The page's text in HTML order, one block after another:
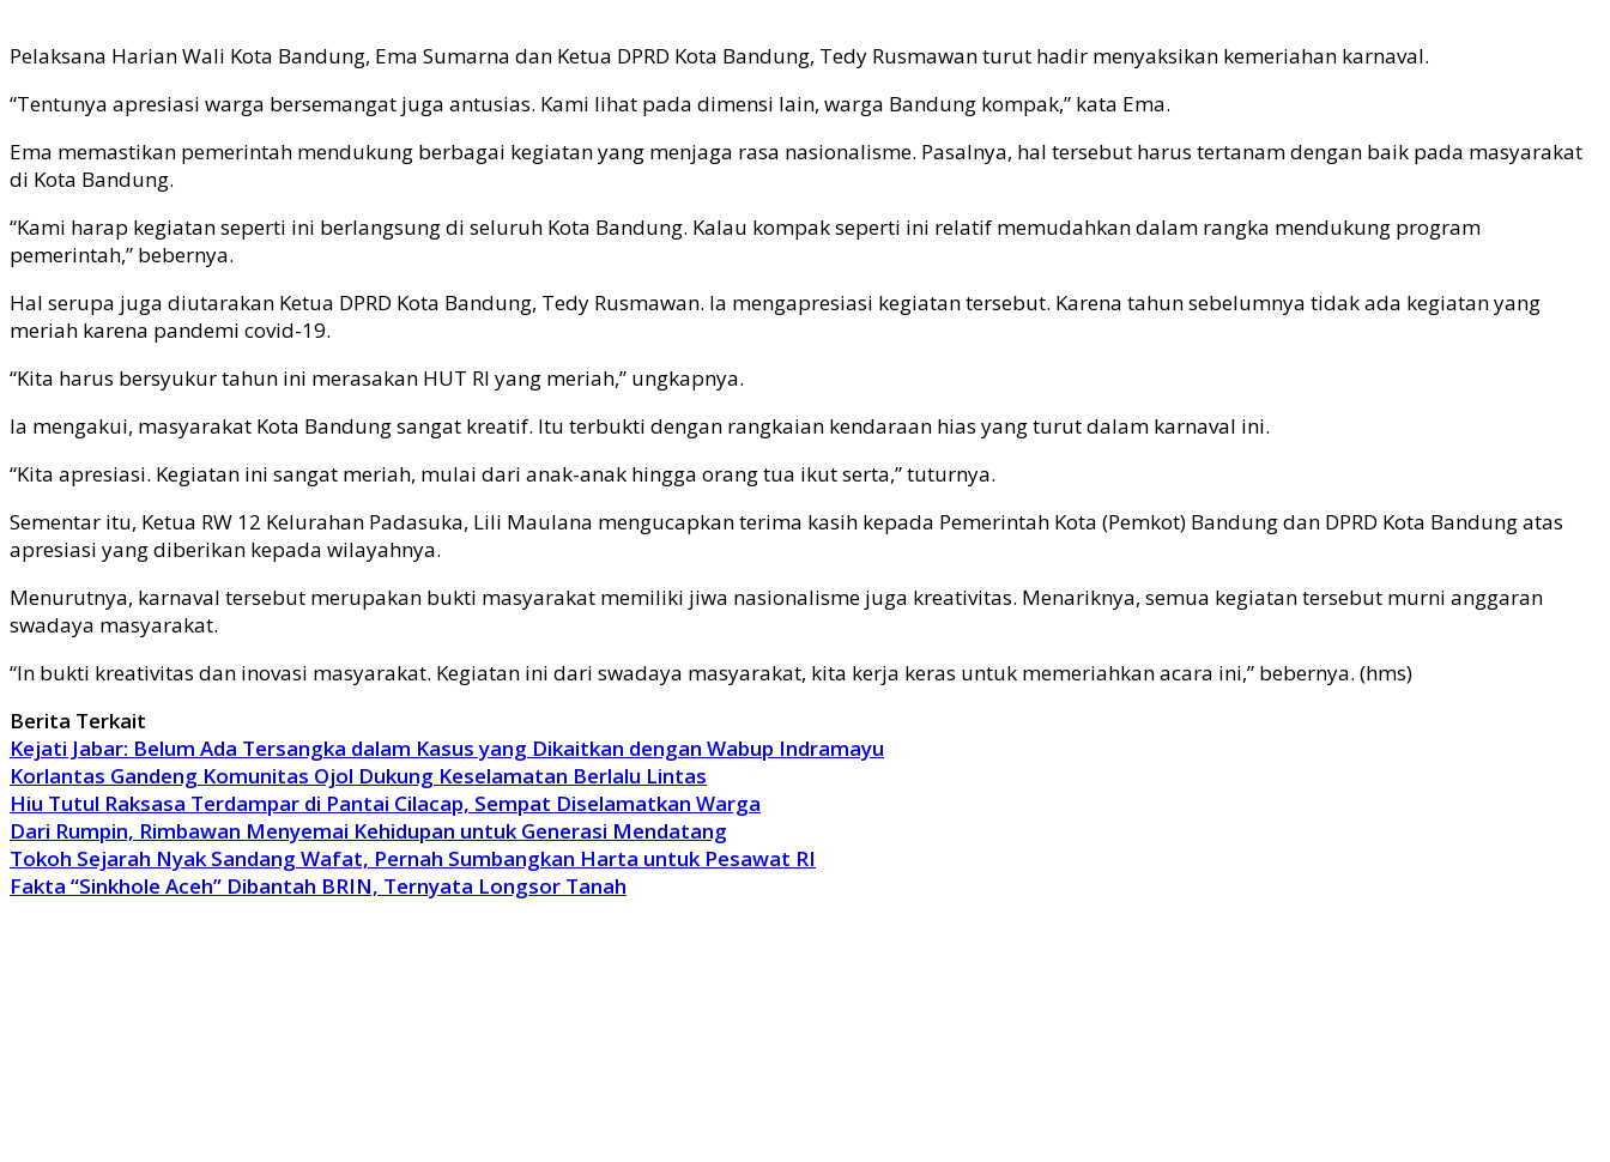
Pelaksana Harian Wali Kota Bandung, Ema Sumarna dan Ketua DPRD Kota Bandung, Tedy Rusmawan turut hadir menyaksikan kemeriahan karnaval.
“Tentunya apresiasi warga bersemangat juga antusias. Kami lihat pada dimensi lain, warga Bandung kompak,” kata Ema.
Ema memastikan pemerintah mendukung berbagai kegiatan yang menjaga rasa nasionalisme. Pasalnya, hal tersebut harus tertanam dengan baik pada masyarakat
di Kota Bandung.
“Kami harap kegiatan seperti ini berlangsung di seluruh Kota Bandung. Kalau kompak seperti ini relatif memudahkan dalam rangka mendukung program
pemerintah,” bebernya.
Hal serupa juga diutarakan Ketua DPRD Kota Bandung, Tedy Rusmawan. Ia mengapresiasi kegiatan tersebut. Karena tahun sebelumnya tidak ada kegiatan yang
meriah karena pandemi covid-19.
“Kita harus bersyukur tahun ini merasakan HUT RI yang meriah,” ungkapnya.
Ia mengakui, masyarakat Kota Bandung sangat kreatif. Itu terbukti dengan rangkaian kendaraan hias yang turut dalam karnaval ini.
“Kita apresiasi. Kegiatan ini sangat meriah, mulai dari anak-anak hingga orang tua ikut serta,” tuturnya.
Sementar itu, Ketua RW 12 Kelurahan Padasuka, Lili Maulana mengucapkan terima kasih kepada Pemerintah Kota (Pemkot) Bandung dan DPRD Kota Bandung atas
apresiasi yang diberikan kepada wilayahnya.
Menurutnya, karnaval tersebut merupakan bukti masyarakat memiliki jiwa nasionalisme juga kreativitas. Menariknya, semua kegiatan tersebut murni anggaran
swadaya masyarakat.
“In bukti kreativitas dan inovasi masyarakat. Kegiatan ini dari swadaya masyarakat, kita kerja keras untuk memeriahkan acara ini,” bebernya. (hms)
Berita Terkait
Kejati Jabar: Belum Ada Tersangka dalam Kasus yang Dikaitkan dengan Wabup Indramayu
Korlantas Gandeng Komunitas Ojol Dukung Keselamatan Berlalu Lintas
Hiu Tutul Raksasa Terdampar di Pantai Cilacap, Sempat Diselamatkan Warga
Dari Rumpin, Rimbawan Menyemai Kehidupan untuk Generasi Mendatang
Tokoh Sejarah Nyak Sandang Wafat, Pernah Sumbangkan Harta untuk Pesawat RI
Fakta “Sinkhole Aceh” Dibantah BRIN, Ternyata Longsor Tanah